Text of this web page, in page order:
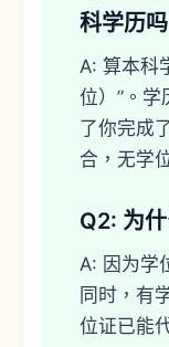
科学历
A: 算本科
位）”。学
了你完成
合，无学
Q2: 为
A: 因为学
同时，有
位证已能